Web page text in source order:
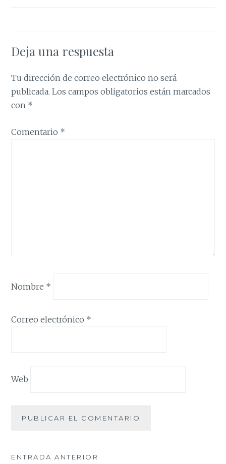
Deja una respuesta
Tu dirección de correo electrónico no será
publicada. Los campos obligatorios están marcados
con *
Comentario *
Nombre *
Correo electrónico *
Web
Navegación
ENTRADA ANTERIOR